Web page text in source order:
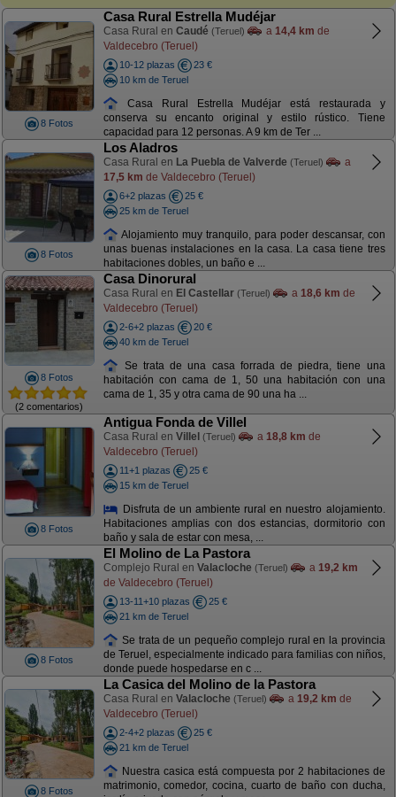
8 Fotos
Casa Rural Estrella Mudéjar
Casa Rural en Caudé (Teruel) a 14,4 km de
Valdecebro (Teruel)
10-12 plazas
23 €
10 km de Teruel
Casa Rural Estrella Mudéjar está restaurada y
conserva su encanto original y estilo rústico. Tiene
capacidad para 12 personas. A 9 km de Ter ...
8 Fotos
Los Aladros
Casa Rural en La Puebla de Valverde (Teruel)
a
17,5 km de Valdecebro (Teruel)
6+2 plazas
25 €
25 km de Teruel
Alojamiento muy tranquilo, para poder descansar, con
unas buenas instalaciones en la casa. La casa tiene tres
habitaciones dobles, un baño e ...
8 Fotos
(2 comentarios)
Casa Dinorural
Casa Rural en El Castellar (Teruel) a 18,6 km de
Valdecebro (Teruel)
2-6+2 plazas
20 €
40 km de Teruel
Se trata de una casa forrada de piedra, tiene una
habitación con cama de 1, 50 una habitación con una
cama de 1, 35 y otra cama de 90 una ha ...
8 Fotos
Antigua Fonda de Villel
Casa Rural en Villel (Teruel) a 18,8 km de
Valdecebro (Teruel)
11+1 plazas
25 €
15 km de Teruel
Disfruta de un ambiente rural en nuestro alojamiento.
Habitaciones amplias con dos estancias, dormitorio con
baño y sala de estar con mesa, ...
8 Fotos
El Molino de La Pastora
Complejo Rural en Valacloche (Teruel) a 19,2 km
de Valdecebro (Teruel)
13-11+10 plazas
25 €
21 km de Teruel
Se trata de un pequeño complejo rural en la provincia
de Teruel, especialmente indicado para familias con niños,
donde puede hospedarse en c ...
8 Fotos
La Casica del Molino de la Pastora
Casa Rural en Valacloche (Teruel) a 19,2 km de
Valdecebro (Teruel)
2-4+2 plazas
25 €
21 km de Teruel
Nuestra casica está compuesta por 2 habitaciones de
matrimonio, comedor, cocina, cuarto de baño con ducha,